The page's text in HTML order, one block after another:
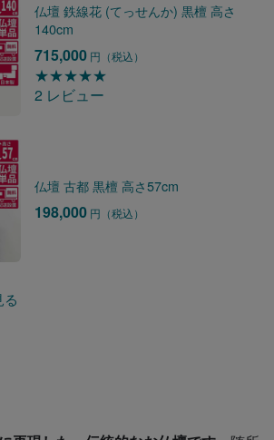
仏壇 鉄線花 (てっせんか) 黒檀 高さ
140cm
715,000 円（税込）
★★★★★
2 レビュー
仏壇 古都 黒檀 高さ57cm
198,000 円（税込）